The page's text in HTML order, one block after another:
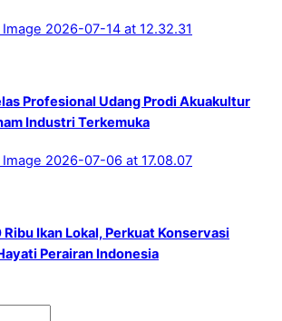
Profesional Udang Prodi Akuakultur
Industri Terkemuka
Ribu Ikan Lokal, Perkuat Konservasi
Perairan Indonesia